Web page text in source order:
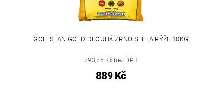
GOLESTAN GOLD DLOUHÁ ZRNO SELLA RÝŽE 10KG
793,75 Kč bez DPH
889 Kč